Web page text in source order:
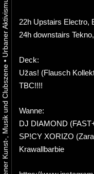
•
22h Upstairs Electro,
24h downstairs
Deck:
Užas! (Flausch
TBC!!!!
Wanne:
DJ DIAMOND
SP!CY XORIZO
Krawallbarbie